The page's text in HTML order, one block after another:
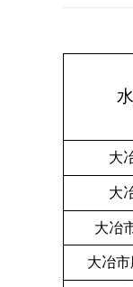
大
大
大冶
大冶